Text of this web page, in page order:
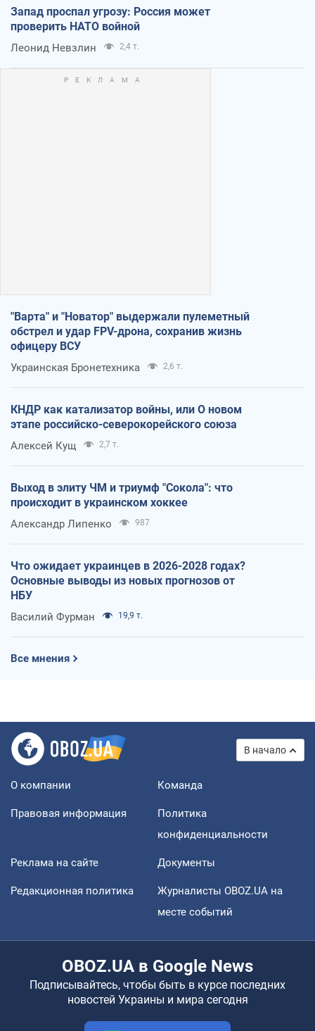
Запад проспал угрозу: Россия может
проверить НАТО войной
Леонид Невзлин 2,4 т.
"Варта" и "Новатор" выдержали пулеметный
обстрел и удар FPV-дрона, сохранив жизнь
офицеру ВСУ
Украинская Бронетехника 2,6 т.
КНДР как катализатор войны, или О новом
этапе российско-северокорейского союза
Алексей Кущ 2,7 т.
Выход в элиту ЧМ и триумф "Сокола": что
происходит в украинском хоккее
Александр Липенко 987
Что ожидает украинцев в 2026-2028 годах?
Основные выводы из новых прогнозов от
НБУ
Василий Фурман 19,9 т.
Все мнения
В начало
О компании Команда
Правовая информация
Политика
конфиденциальности
Реклама на сайте Документы
Редакционная политика
Журналисты OBOZ.UA на
месте событий
OBOZ.UA в Google News
Подписывайтесь, чтобы быть в курсе последних
новостей Украины и мира сегодня